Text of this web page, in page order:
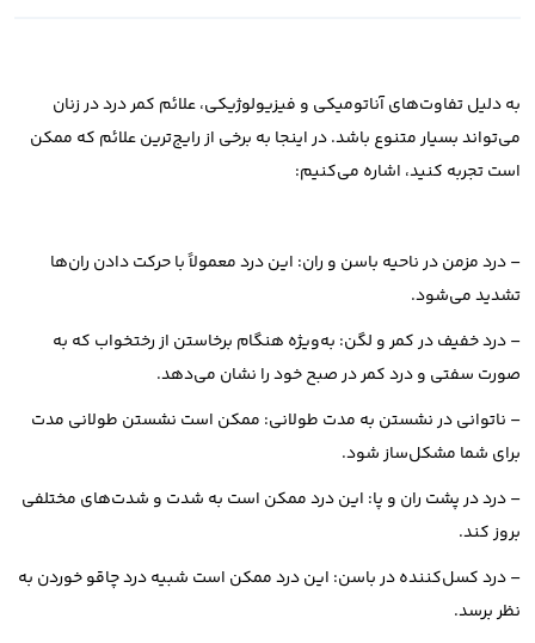
به دلیل تفاوت‌های آناتومیکی و فیزیولوژیکی، علائم کمر درد در زنان
می‌تواند بسیار متنوع باشد. در اینجا به برخی از رایج‌ترین علائم که ممکن
است تجربه کنید، اشاره می‌کنیم:
– درد مزمن در ناحیه باسن و ران: این درد معمولاً با حرکت دادن ران‌ها
تشدید می‌شود.
– درد خفیف در کمر و لگن: به‌ویژه هنگام برخاستن از رختخواب که به
صورت سفتی و درد کمر در صبح خود را نشان می‌دهد.
– ناتوانی در نشستن به مدت طولانی: ممکن است نشستن طولانی مدت
برای شما مشکل‌ساز شود.
– درد در پشت ران و پا: این درد ممکن است به شدت و شدت‌های مختلفی
بروز کند.
– درد کسل‌کننده در باسن: این درد ممکن است شبیه درد چاقو خوردن به
نظر برسد.